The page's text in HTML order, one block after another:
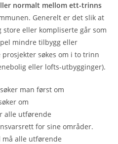
normalt mellom ett-trinns
Generelt er det slik at
store eller kompliserte går som
mindre tilbygg eller
søkes om i to trinn
eller lofts-utbygginger).
søker man først om
om
alle utførende
for sine områder.
må alle utførende